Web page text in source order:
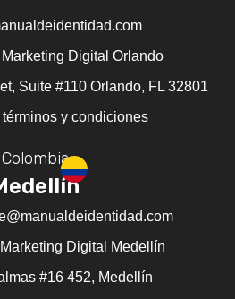
Digital Orlando
Suite #110 Orlando, FL 32801
términos y condiciones
Colombia
Digital Medellín
#16 452, Medellín